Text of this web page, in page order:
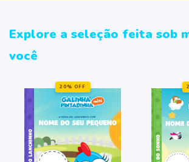
Explore a seleção feita sob
você
20% OFF